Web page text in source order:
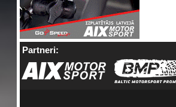
Partneri: